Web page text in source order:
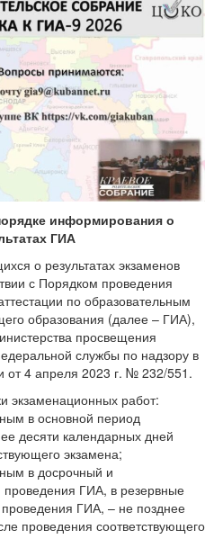
информирования о
ГИА
о результатах экзаменов
с Порядком проведения
по образовательным
образования (далее – ГИА),
просвещения
службы по надзору в
от 4 апреля 2023 г. № 232/551.
экзаменационных работ:
в основной период
десяти календарных дней
экзамена;
в досрочный и
ГИА, в резервные
ГИА, – не позднее
проведения соответствующего